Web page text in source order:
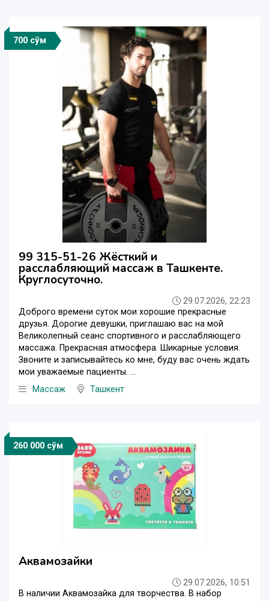
700 сўм
99 315-51-26 Жёсткий и
расслабляющий массаж в Ташкенте.
Круглосуточно.
29.07.2026, 22:23
Доброго времени суток мои хорошие прекрасные
друзья. Дорогие девушки, приглашаю вас на мой
Великолепный сеанс спортивного и расслабляющего
массажа. Прекрасная атмосфера. Шикарные условия.
Звоните и записывайтесь ко мне, буду вас очень ждать
мои уважаемые пациенты. ...
Массаж
Ташкент
260 000 сўм
Аквамозайки
29.07.2026, 10:51
В наличии Аквамозайка для творчества. В набор